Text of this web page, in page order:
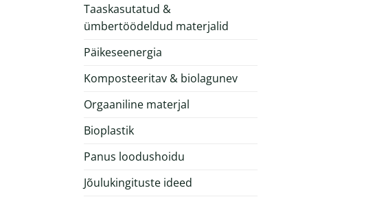
Taaskasutatud &
ümbertöödeldud materjalid
Päikeseenergia
Komposteeritav & biolagunev
Orgaaniline materjal
Bioplastik
Panus loodushoidu
Jõulukingituste ideed